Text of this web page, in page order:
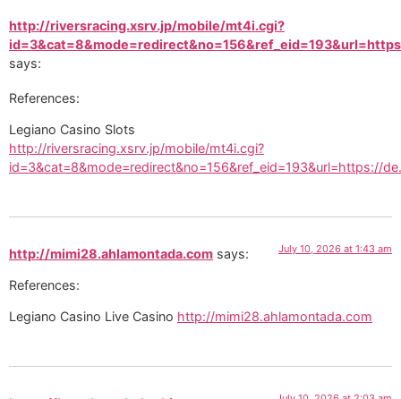
http://riversracing.xsrv.jp/mobile/mt4i.cgi?
says:
References:
Legiano Casino Slots
http://riversracing.xsrv.jp/mobile/mt4i.cgi?
id=3&cat=8&mode=redirect&no=156&ref_eid=193&url=https://
http://mimi28.ahlamontada.com says: July 10, 2026 at 1:43 am
References:
Legiano Casino Live Casino http://mimi28.ahlamontada.com